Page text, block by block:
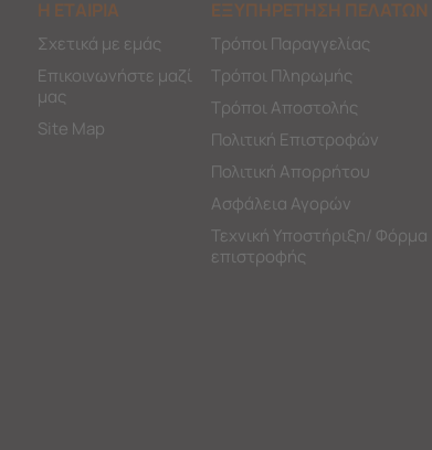
Η ΕΤΑΙΡΙΑ
Σχετικά με εμάς
Επικοινωνήστε μαζί
μας
Site Map
ΕΞΥΠΗΡΕΤΗΣΗ ΠΕΛΑΤΩΝ
Τρόποι Παραγγελίας
Τρόποι Πληρωμής
Τρόποι Αποστολής
Πολιτική Επιστροφών
Πολιτική Απορρήτου
Ασφάλεια Αγορών
Τεχνική Υποστήριξη/ Φόρμα
επιστροφής